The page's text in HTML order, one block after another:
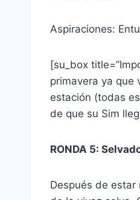
Aspiraciones:
[su_box
primavera ya que
estación (todas
de que su Sim
RONDA 5:
Después de